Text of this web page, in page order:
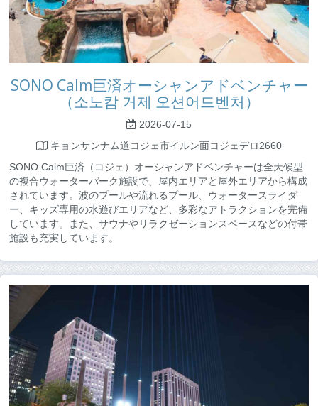
SONO Calm巨済オーシャンアドベンチャー
（소노캄 거제 오션어드벤처）
2026-07-15
キョンサンナム道コジェ市イルン面コジェデロ2660
SONO Calm巨済（コジェ）オーシャンアドベンチャーは全天候型
の複合ウォーターパーク施設で、屋内エリアと屋外エリアから構成
されています。波のプールや流れるプール、ウォータースライダ
ー、キッズ専用の水遊びエリアなど、多彩なアトラクションを完備
しています。また、サウナやリラクゼーションスペースなどの付帯
施設も充実しています。